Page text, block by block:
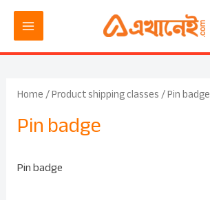
Skip
content
MAIN
MENU
Home/ Product shipping classes / Pin badge
Pin badge
Pin badge